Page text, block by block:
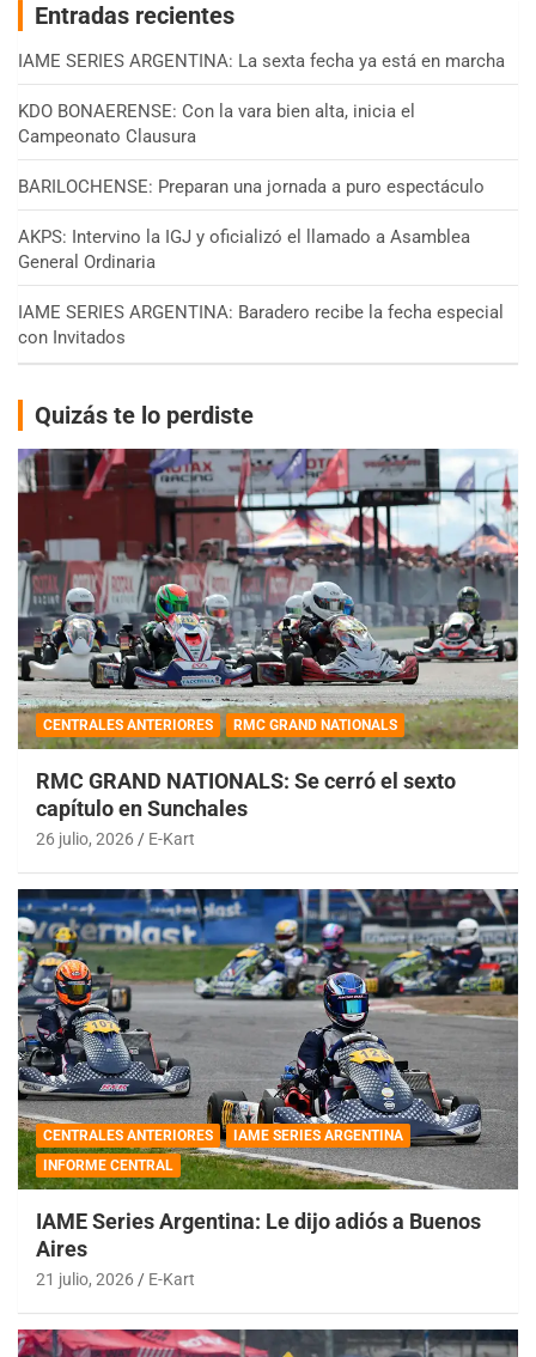
Entradas recientes
IAME SERIES ARGENTINA: La sexta fecha ya está en marcha
KDO BONAERENSE: Con la vara bien alta, inicia el
Campeonato Clausura
BARILOCHENSE: Preparan una jornada a puro espectáculo
AKPS: Intervino la IGJ y oficializó el llamado a Asamblea
General Ordinaria
IAME SERIES ARGENTINA: Baradero recibe la fecha especial
con Invitados
Quizás te lo perdiste
CENTRALES ANTERIORES RMC GRAND NATIONALS
RMC GRAND NATIONALS: Se cerró el sexto
capítulo en Sunchales
26 julio, 2026 E-Kart
CENTRALES ANTERIORES
IAME SERIES ARGENTINA
INFORME CENTRAL
IAME Series Argentina: Le dijo adiós a Buenos
Aires
21 julio, 2026 E-Kart